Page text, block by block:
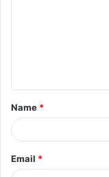
t
*
Name *
Email *